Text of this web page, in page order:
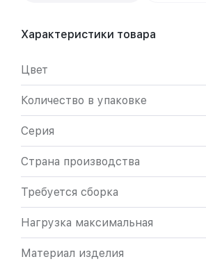
Характеристики товара
Цвет
Количество в упаковке
Серия
Страна производства
Требуется сборка
Нагрузка максимальная
Материал изделия